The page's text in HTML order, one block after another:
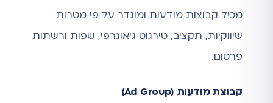
מכיל קבוצות מודעות ומוגדר על פי מטרות
שיווקיות, תקציב, טירגוט גיאוגרפי, שפות ורשתות
פרסום.
קבוצת מודעות (Ad Group)